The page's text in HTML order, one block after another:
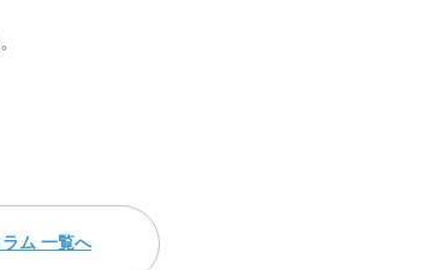
ラム 一覧へ